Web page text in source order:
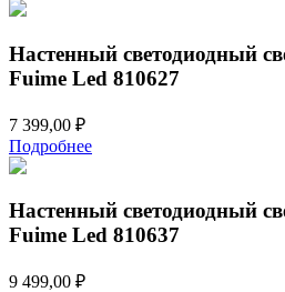
Настенный светодиодный
Fuime Led 810627
7 399,00 ₽
Подробнее
Настенный светодиодный
Fuime Led 810637
9 499,00 ₽